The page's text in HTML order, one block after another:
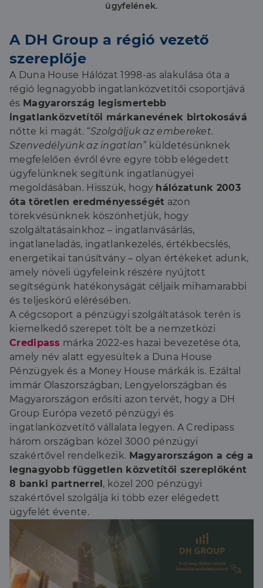
ügyfelének.
A DH Group a régió vezető
szereplője
A Duna House Hálózat 1998-as alakulása óta a
régió legnagyobb ingatlanközvetítői csoportjává
és Magyarország legismertebb
ingatlanközvetítői márkanevének birtokosává
nőtte ki magát. “Szolgáljuk az embereket.
Szenvedélyünk az ingatlan” küldetésünknek
megfelelően évről évre egyre több elégedett
ügyfelünknek segítünk ingatlanügyei
megoldásában. Hisszük, hogy hálózatunk 2003
óta töretlen eredményességét azon
törekvésünknek köszönhetjük, hogy
szolgáltatásainkhoz – ingatlanvásárlás,
ingatlaneladás, ingatlankezelés, értékbecslés,
energetikai tanúsítvány – olyan értékeket adunk,
amely növeli ügyfeleink részére nyújtott
segítségünk hatékonyságát céljaik mihamarabbi
és teljeskörű elérésében.
A cégcsoport a pénzügyi szolgáltatások terén is
kiemelkedő szerepet tölt be a nemzetközi
Credipass márka 2022-es hazai bevezetése óta,
amely név alatt egyesültek a Duna House
Pénzügyek és a Money House márkák is. Ezáltal
immár Olaszországban, Lengyelországban és
Magyarországon erősíti azon tervét, hogy a DH
Group Európa vezető pénzügyi és
ingatlanközvetítő vállalata legyen. A Credipass
három országban közel 3000 pénzügyi
szakértővel rendelkezik. Magyarországon a cég a
legnagyobb független közvetítői szereplőként
8 banki partnerrel, közel 200 pénzügyi
szakértővel szolgálja ki több ezer elégedett
ügyfelét évente.